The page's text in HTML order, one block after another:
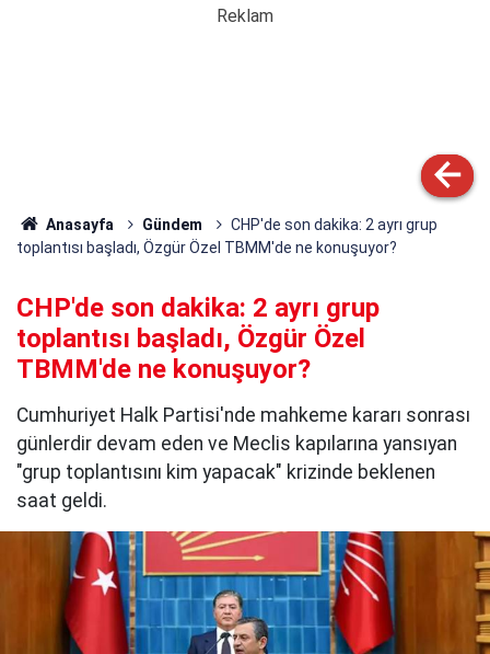
Anasayfa Gündem
CHP'de son dakika: 2 ayrı grup
toplantısı başladı, Özgür Özel TBMM'de ne konuşuyor?
CHP'de son dakika: 2 ayrı grup
toplantısı başladı, Özgür Özel
TBMM'de ne konuşuyor?
Cumhuriyet Halk Partisi'nde mahkeme kararı sonrası
günlerdir devam eden ve Meclis kapılarına yansıyan
"grup toplantısını kim yapacak" krizinde beklenen
saat geldi.